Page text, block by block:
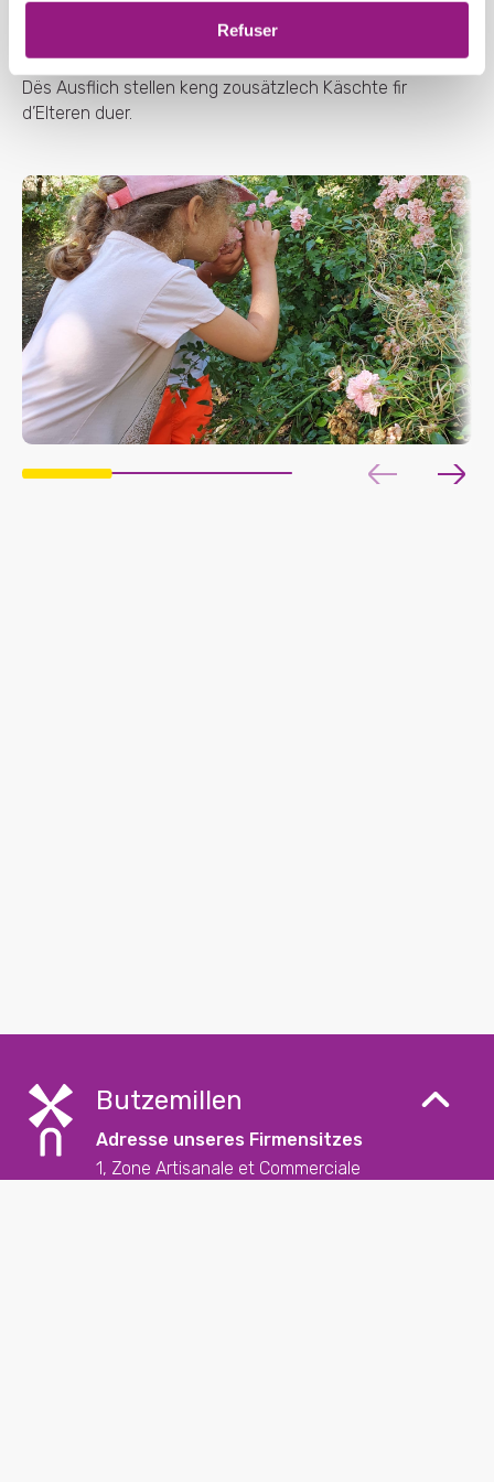
Refuser
Treffen mit anderen Foyers de Jour, Besuche im Tierpark,
Dës Ausflich stellen keng zousätzlech Käschte fir
d’Elteren duer.
Butzemillen
Adresse unseres Firmensitzes
1, Zone Artisanale et Commerciale